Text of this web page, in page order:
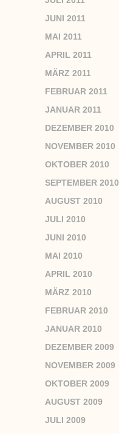
JUNI 2011
MAI 2011
APRIL 2011
MÄRZ 2011
FEBRUAR 2011
JANUAR 2011
DEZEMBER 2010
NOVEMBER 2010
OKTOBER 2010
SEPTEMBER 2010
AUGUST 2010
JULI 2010
JUNI 2010
MAI 2010
APRIL 2010
MÄRZ 2010
FEBRUAR 2010
JANUAR 2010
DEZEMBER 2009
NOVEMBER 2009
OKTOBER 2009
AUGUST 2009
JULI 2009